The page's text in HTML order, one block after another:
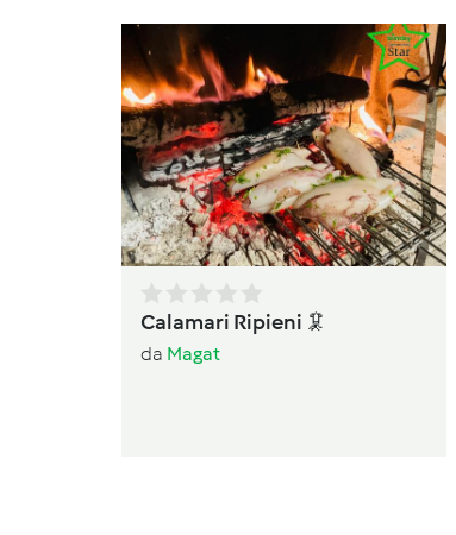
Calamari Ripieni 🦑
da Magat